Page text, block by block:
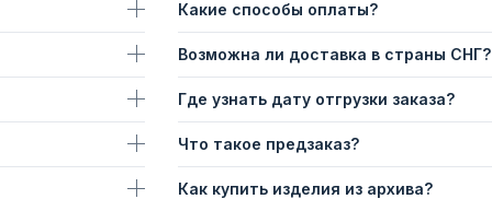
Какие способы оплаты?
Возможна ли доставка в страны СНГ?
Где узнать дату отгрузки заказа?
Что такое предзаказ?
Как купить изделия из архива?